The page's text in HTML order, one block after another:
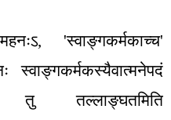
, 'स्वाङ्गकर्मकाच्च'
स्वाङ्गकर्मकस्यैवात्मनेपदं